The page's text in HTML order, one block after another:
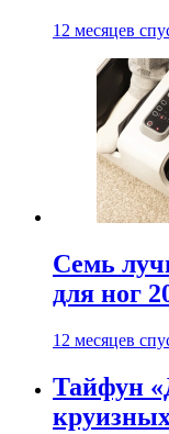
12 месяцев
Семь
для ног
12 месяцев
Тайфун